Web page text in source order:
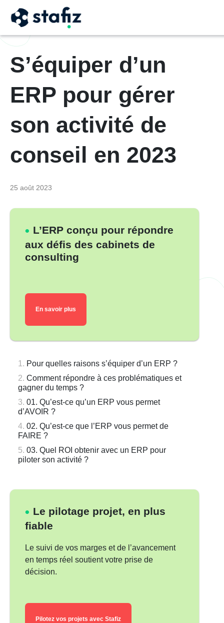
S’équiper d’un
ERP pour gérer
son activité de
conseil en 2023
25 août 2023
L’ERP conçu pour répondre
aux défis des cabinets de
consulting
En savoir plus
Pour quelles raisons s’équiper d’un ERP ?
Comment répondre à ces problématiques et
gagner du temps ?
01. Qu’est-ce qu’un ERP vous permet
d’AVOIR ?
02. Qu’est-ce que l’ERP vous permet de
FAIRE ?
03. Quel ROI obtenir avec un ERP pour
piloter son activité ?
Le pilotage projet, en plus
fiable
Le suivi de vos marges et de l’avancement
en temps réel soutient votre prise de
décision.
Pilotez vos projets avec Stafiz